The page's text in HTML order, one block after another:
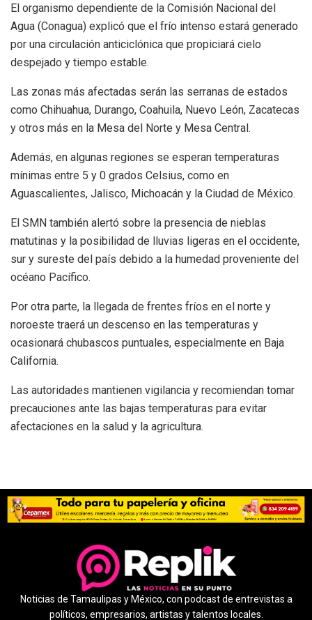
El organismo dependiente de la Comisión Nacional del
Agua (Conagua) explicó que el frío intenso estará generado
por una circulación anticiclónica que propiciará cielo
despejado y tiempo estable.
Las zonas más afectadas serán las serranas de estados
como Chihuahua, Durango, Coahuila, Nuevo León, Zacatecas
y otros más en la Mesa del Norte y Mesa Central.
Además, en algunas regiones se esperan temperaturas
mínimas entre 5 y 0 grados Celsius, como en
Aguascalientes, Jalisco, Michoacán y la Ciudad de México.
El SMN también alertó sobre la presencia de nieblas
matutinas y la posibilidad de lluvias ligeras en el occidente,
sur y sureste del país debido a la humedad proveniente del
océano Pacífico.
Por otra parte, la llegada de frentes fríos en el norte y
noroeste traerá un descenso en las temperaturas y
ocasionará chubascos puntuales, especialmente en Baja
California.
Las autoridades mantienen vigilancia y recomiendan tomar
precauciones ante las bajas temperaturas para evitar
afectaciones en la salud y la agricultura.
Noticias de Tamaulipas y México, con podcast de entrevistas a
políticos, empresarios, artistas y talentos locales.